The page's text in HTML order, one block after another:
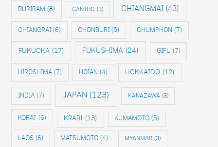
BURIRAM (8) CANTHO (3) CHIANGMAI (43)
CHIANGRAI (6) CHONBURI (5) CHUMPHON (7)
FUKUOKA (17) FUKUSHIMA (24) GIFU (7)
HIROSHIMA (7) HOIAN (4) HOKKAIDO (12)
INDIA (7) JAPAN (123) KANAZAWA(3)
KORAT (6) KRABI (13) KUMAMOTO (5)
LAOS (6) MATSUMOTO (4) MYANMAR (3)